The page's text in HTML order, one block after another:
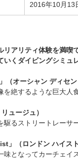
2016年10月13
リアリティ体験を満喫
いくダイビングシミュ
オーシャン ディセン
を絶するような巨大人
ュージュ）
駆るストリートレーサ
」（ロンドン ハイスト
味となってカーチェイ